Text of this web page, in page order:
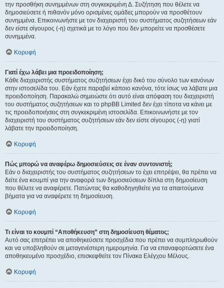
την προσθήκη συνημμένων στη συγκεκριμένη Δ. Συζήτηση που θέλετε να
δημοσιεύσετε ή πιθανόν μόνο ορισμένες ομάδες μπορούν να προσθέτουν
συνημμένα. Επικοινωνήστε με τον διαχειριστή του συστήματος συζητήσεων εάν
δεν είστε σίγουρος (-η) σχετικά με το λόγο που δεν μπορείτε να προσθέσετε
συνημμένα.
Κορυφή
Γιατί έχω λάβει μια προειδοποίηση;
Κάθε διαχειριστής συστήματος συζητήσεων έχει δικό του σύνολο των κανόνων
στην ιστοσελίδα του. Εάν έχετε παραβεί κάποιο κανόνα, τότε ίσως να λάβατε μια
προειδοποίηση. Παρακαλώ σημειώστε ότι αυτό είναι απόφαση του διαχειριστή
του συστήματος συζητήσεων και το phpBB Limited δεν έχει τίποτα να κάνει με
τις προειδοποιήσεις στη συγκεκριμένη ιστοσελίδα. Επικοινωνήστε με τον
διαχειριστή του συστήματος συζητήσεων εάν δεν είστε σίγουρος (-η) γιατί
λάβατε την προειδοποίηση.
Κορυφή
Πώς μπορώ να αναφέρω δημοσιεύσεις σε έναν συντονιστή;
Εάν ο διαχειριστής του συστήματος συζητήσεων το έχει επιτρέψει, θα πρέπει να
δείτε ένα κουμπί για την αναφορά των δημοσιεύσεων δίπλα στη δημοσίευση
που θέλετε να αναφέρετε. Πατώντας θα καθοδηγηθείτε για τα απαιτούμενα
βήματα για να αναφέρετε τη δημοσίευση.
Κορυφή
Τι είναι το κουμπί “Αποθήκευση” στη δημοσίευση θέματος;
Αυτό σας επιτρέπει να αποθηκεύσετε προσχέδια που πρέπει να συμπληρωθούν
και να υποβληθούν σε μεταγενέστερη ημερομηνία. Για να επαναφορτώσετε ένα
αποθηκευμένο προσχέδιο, επισκεφθείτε τον Πίνακα Ελέγχου Μέλους.
Κορυφή